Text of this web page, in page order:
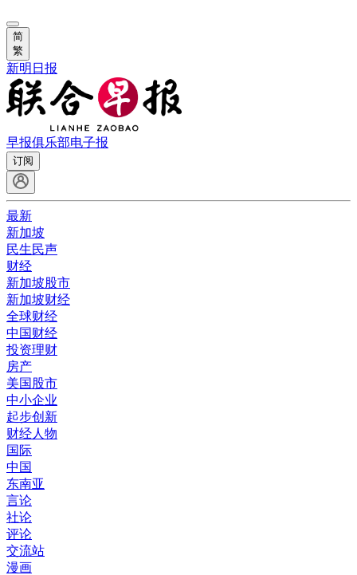
简
繁
新明日报
早报俱乐部电子报
订阅
最新
新加坡
民生民声
财经
新加坡股市
新加坡财经
全球财经
中国财经
投资理财
房产
美国股市
中小企业
起步创新
财经人物
国际
中国
东南亚
言论
社论
评论
交流站
漫画